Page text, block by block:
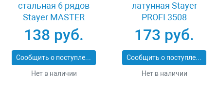
стальная 6 рядов
Stayer MASTER
35020-6
138 руб.
Сообщить о поступлении
Нет в наличии
латунная Stayer
PROFI 3508
173 руб.
Сообщить о поступлении
Нет в наличии